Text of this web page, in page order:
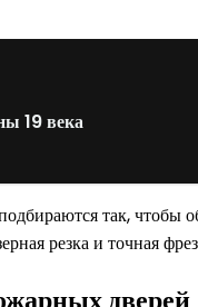
19 века
так,
резка и точная